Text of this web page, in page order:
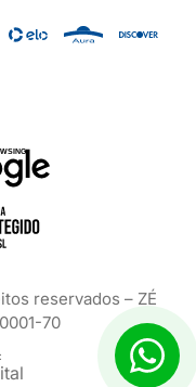
reservados – ZÉ
70